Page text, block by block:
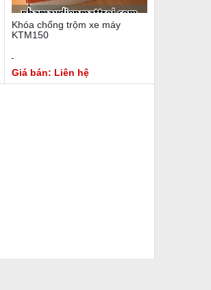
Khóa chống trộm xe máy
KTM150
Giá bán: Liên hệ